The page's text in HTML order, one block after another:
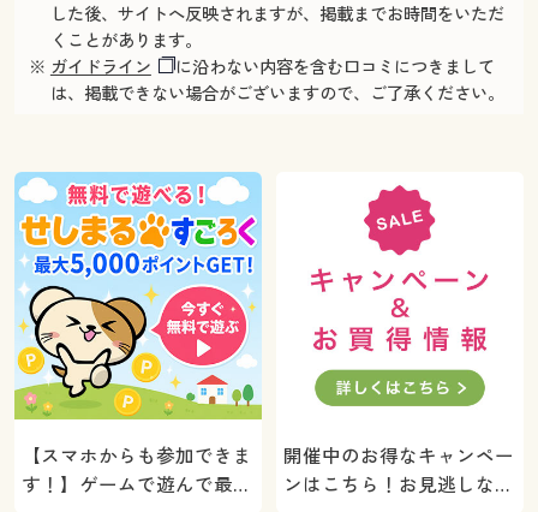
した後、サイトへ反映されますが、掲載までお時間をいただ
くことがあります。
※ ガイドライン
に沿わない内容を含む口コミにつきまして
は、掲載できない場合がございますので、ご了承ください。
【スマホからも参加できま
す！】ゲームで遊んで最大
開催中のお得なキャンペー
ンはこちら！お見逃しな